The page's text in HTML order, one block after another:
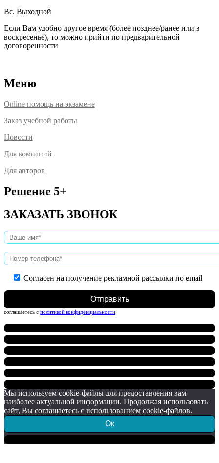
Вс. Выходной
Если Вам удобно другое время (более позднее/ранее или в
воскресенье), то можно прийти по предварительной
договоренности
Меню
Online помощь на экзамене
Заказ учебной работы
Новости
Для компаний
Для авторов
Решение 5+
ЗАКАЗАТЬ ЗВОНОК
Согласен на получение рекламной рассылки по email
Нажимая на кнопку, вы даете согласие на обработку персональных данных и
соглашаетесь c политикой конфиденциальности
Мы используем cookie-файлы для предоставления вам
наиболее актуальной информации. Продолжая использовать
сайт, Вы соглашаетесь с использованием cookie-файлов.
Ок